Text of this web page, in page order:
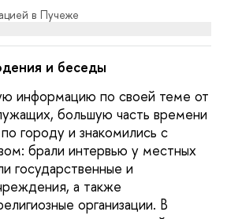
в Пучеже
и беседы
информацию по своей теме от
большую часть времени
городу и знакомились с
брали интервью у местных
государственные и
а также
организации. В